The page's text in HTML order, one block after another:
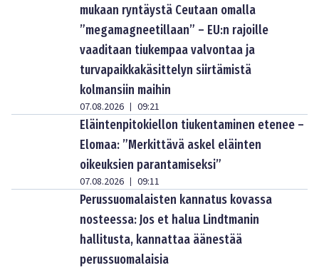
mukaan ryntäystä Ceutaan omalla
”megamagneetillaan” – EU:n rajoille
vaaditaan tiukempaa valvontaa ja
turvapaikkakäsittelyn siirtämistä
kolmansiin maihin
07.08.2026 | 09:21
Eläintenpitokiellon tiukentaminen etenee –
Elomaa: ”Merkittävä askel eläinten
oikeuksien parantamiseksi”
07.08.2026 | 09:11
Perussuomalaisten kannatus kovassa
nosteessa: Jos et halua Lindtmanin
hallitusta, kannattaa äänestää
perussuomalaisia